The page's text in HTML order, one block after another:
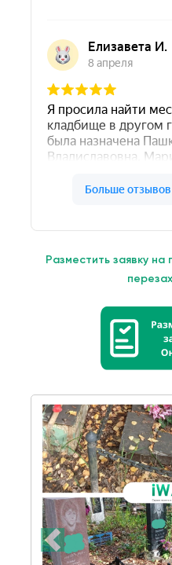
Разместить заявку